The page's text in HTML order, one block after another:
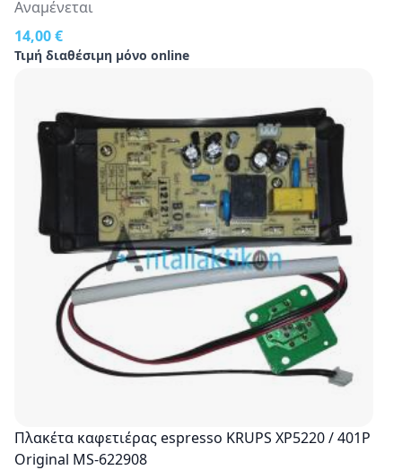
14,00 €
Τιμή διαθέσιμη μόνο online
Αναμένεται
Πλακέτα καφετιέρας espresso KRUPS XP5220 / 401P
Original MS-622908